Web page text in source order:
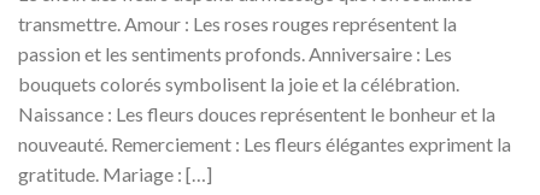
transmettre. Amour : Les roses rouges représentent la
passion et les sentiments profonds. Anniversaire : Les
bouquets colorés symbolisent la joie et la célébration.
Naissance : Les fleurs douces représentent le bonheur et la
nouveauté. Remerciement : Les fleurs élégantes expriment la
gratitude. Mariage : […]